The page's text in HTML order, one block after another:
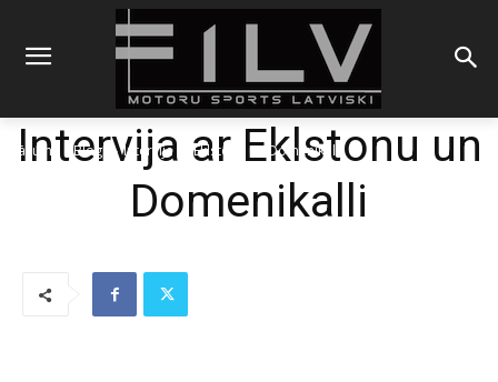
Sākums Blogs Intervija ar Eklstonu un Domenikalli
Intervija ar Eklstonu un
Domenikalli